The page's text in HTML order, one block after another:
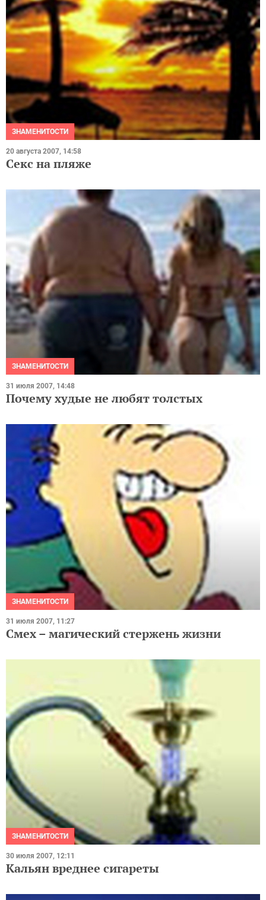
ЗНАМЕНИТОСТИ
20 августа 2007, 14:58
Секс на пляже
ЗНАМЕНИТОСТИ
31 июля 2007, 14:48
Почему худые не любят толстых
ЗНАМЕНИТОСТИ
31 июля 2007, 11:27
Смех – магический стержень жизни
ЗНАМЕНИТОСТИ
30 июля 2007, 12:11
Кальян вреднее сигареты